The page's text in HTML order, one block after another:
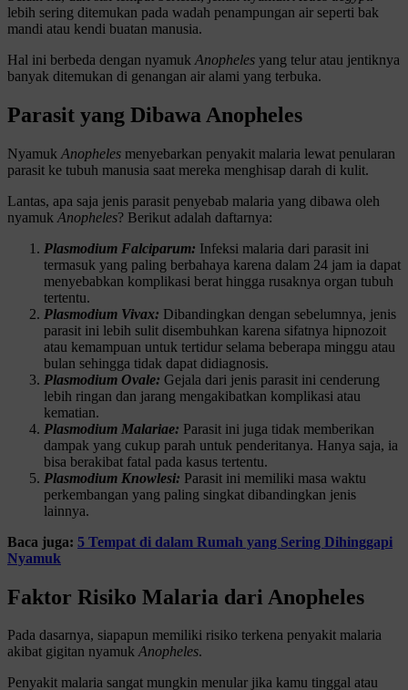
lebih sering ditemukan pada wadah penampungan air seperti bak
mandi atau kendi buatan manusia.
Hal ini berbeda dengan nyamuk Anopheles yang telur atau jentiknya
banyak ditemukan di genangan air alami yang terbuka.
Parasit yang Dibawa Anopheles
Nyamuk Anopheles menyebarkan penyakit malaria lewat penularan
parasit ke tubuh manusia saat mereka menghisap darah di kulit.
Lantas, apa saja jenis parasit penyebab malaria yang dibawa oleh
nyamuk Anopheles? Berikut adalah daftarnya:
Plasmodium Falciparum: Infeksi malaria dari parasit ini
termasuk yang paling berbahaya karena dalam 24 jam ia dapat
menyebabkan komplikasi berat hingga rusaknya organ tubuh
tertentu.
Plasmodium Vivax: Dibandingkan dengan sebelumnya, jenis
parasit ini lebih sulit disembuhkan karena sifatnya hipnozoit
atau kemampuan untuk tertidur selama beberapa minggu atau
bulan sehingga tidak dapat didiagnosis.
Plasmodium Ovale: Gejala dari jenis parasit ini cenderung
lebih ringan dan jarang mengakibatkan komplikasi atau
kematian.
Plasmodium Malariae: Parasit ini juga tidak memberikan
dampak yang cukup parah untuk penderitanya. Hanya saja, ia
bisa berakibat fatal pada kasus tertentu.
Plasmodium Knowlesi: Parasit ini memiliki masa waktu
perkembangan yang paling singkat dibandingkan jenis
lainnya.
Baca juga: 5 Tempat di dalam Rumah yang Sering Dihinggapi
Nyamuk
Faktor Risiko Malaria dari Anopheles
Pada dasarnya, siapapun memiliki risiko terkena penyakit malaria
akibat gigitan nyamukAnopheles.
Penyakit malaria sangat mungkin menular jika kamu tinggal atau